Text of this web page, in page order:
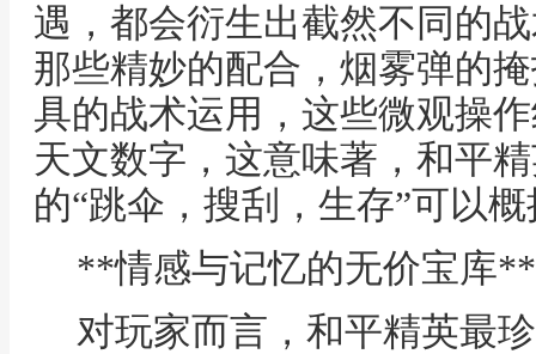
遇，都会衍生出截然不同的
那些精妙的配合，烟雾弹的
具的战术运用，这些微观操
天文数字，这意味著，和平
的“跳伞，搜刮，生存”可以
**情感与记忆的无价宝库**
对玩家而言，和平精英最